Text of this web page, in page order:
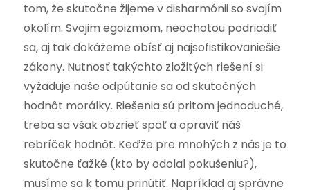
tom, že skutočne žijeme v disharmónii so svojím
okolím. Svojim egoizmom, neochotou podriadiť
sa, aj tak dokážeme obísť aj najsofistikovaniešie
zákony. Nutnosť takýchto zložitých riešení si
vyžaduje naše odpútanie sa od skutočných
hodnôt morálky. Riešenia sú pritom jednoduché,
treba sa však obzrieť späť a opraviť náš
rebríček hodnôt. Keďže pre mnohých z nás je to
skutočne ťažké (kto by odolal pokušeniu?),
musíme sa k tomu prinútiť. Napríklad aj správne